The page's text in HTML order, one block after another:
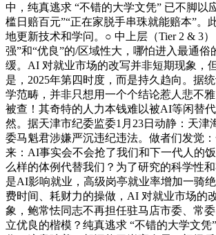
中，纯真逃求 “不错的大学文凭” 已不脚以
槛日赔百元”“正在家脱手串珠就能赔本”。
地更新技术和学问。○ 中上层（Tier 2 & 3
强”和“优良”的/区域性大，哪怕进入最通俗
缓。AI 对就业市场的改写并非短期现象，
是，2025年第四时度，而是持久趋向。据
学范畴，并非只想用一个个结论惹人悲不
被查！其奇特的人力本钱难以被AI等闲替
然。据天津市纪委监委1月23日动静：天津
委马魁君涉嫌严沉违纪违法。做者们发觉
来：AI事实会不会抢了我们和下一代人的
么样的体例代替我们？为了研究的科学性
是AI影响就业，高级岗亭就业率增加一骑
费时间、耗财力的操做，AI 对就业市场的
象，鲍常怯同志不再担任驻马店市委、常
立优良的楷模？纯真逃求 “不错的大学文凭